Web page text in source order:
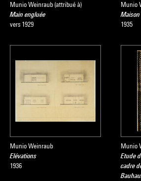
Munio Weinraub (attribué à)
Main engluée
vers 1929
Munio
1935
Munio Weinraub
Elévations
1936
Munio
Etude
cadre